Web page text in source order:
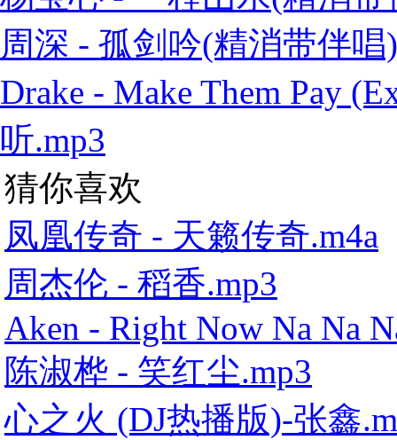
周深 - 孤剑吟(精消带伴唱
Drake - Make Them Pay
听.mp3
猜你喜欢
凤凰传奇 - 天籁传奇.m4a
周杰伦 - 稻香.mp3
Aken - Right Now Na Na
陈淑桦 - 笑红尘.mp3
心之火 (DJ热播版)-张鑫